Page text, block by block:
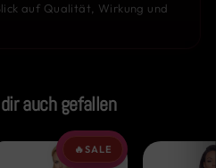
auf Qualität, Wirkung und
auch gefallen
🔥SALE